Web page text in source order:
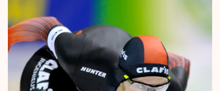
Kunstschaatsen
Schoonrijden
Natuurijs
Marathon
Inlineskaten
Kunstschaatsen
Persoonlijke records & tijden
Historie & statistiek
De weg op
Inschrijven wedstrijden
Algemene Nederlandse Schaatstijd
Deze zomer de weg op
Waar kan ik schaatsen en skaten?
Schaatsfans
Alles voor jou als schaatsfan
Evenementen
Olympische Spelen